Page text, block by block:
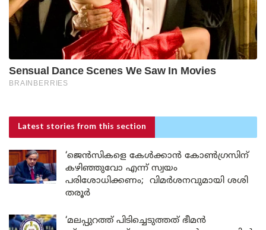
Latest stories from this section
‘ജെൻസികളെ കേൾക്കാൻ കോൺഗ്രസിന്
കഴിഞ്ഞുവോ എന്ന് സ്വയം
പരിശോധിക്കണം; വിമർശനവുമായി ശശി
തരൂർ
‘മലപ്പുറത്ത് പിടിച്ചെടുത്തത് ഭീമൻ